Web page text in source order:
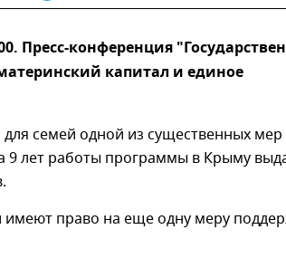
Пресс-конференция
капитал и единое
семей одной из существенных мер
9 лет работы программы в Крыму
имеют право на еще одну меру